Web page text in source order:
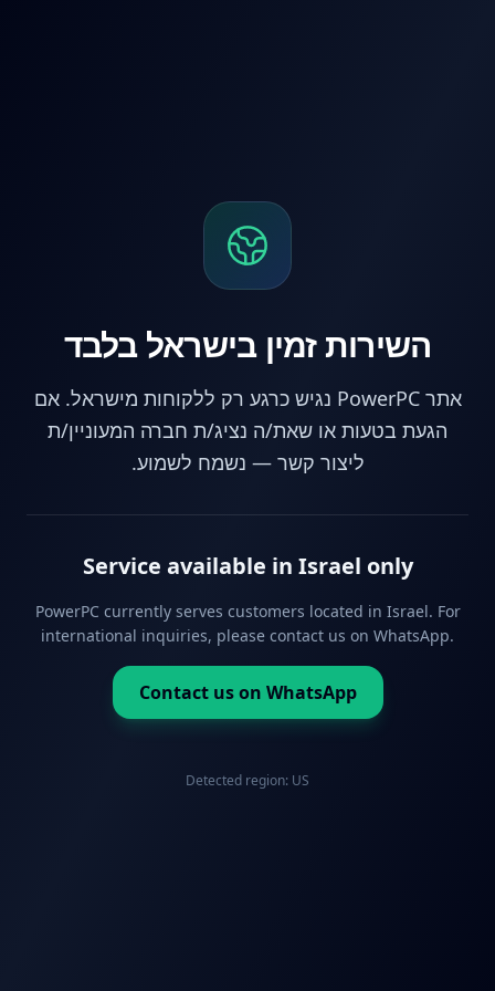
השירות זמין בישראל בלבד
אתר PowerPC נגיש כרגע רק ללקוחות מישראל. אם
הגעת בטעות או שאת/ה נציג/ת חברה המעוניין/ת
ליצור קשר — נשמח לשמוע.
Service available in Israel only
PowerPC currently serves customers located in Israel. For
international inquiries, please contact us on WhatsApp.
Contact us on WhatsApp
Detected region: US